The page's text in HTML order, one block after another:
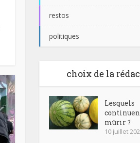
restos
politiques
choix de la
Lesquels
mûrir ?
10 juillet